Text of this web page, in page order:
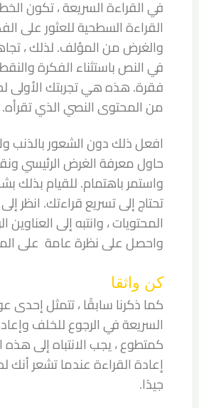
في القراءة السريعة ، تكون
القراءة السطحية للعثور على
والغرض من المؤلف. لذلك ،
في النص باستثناء الفكرة
فقرة. هذه هي تجربتك الأولى
من المحتوى النصي الذي تقرأه.
افعل ذلك دون الشعور بالذنب
حاول معرفة الغرض الرئيسي
واستمر باهتمام. للقيام بذلك
تحتاج إلى تسريع قراءتك. انظر
المحتويات ، وانتبه إلى العناوين
واحصل على نظرة عامة على
كن واثقا
كما ذكرنا سابقًا ، تتمثل إحدى
السريعة في الرجوع للخلف
كمتطوع ، يجب الانتباه إلى
إعادة القراءة عندما تشعر أنك
جيدًا.